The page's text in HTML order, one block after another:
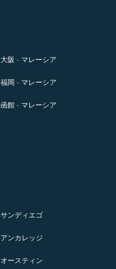
大阪 - マレーシア
福岡 - マレーシア
函館 - マレーシア
サンディエゴ
アンカレッジ
オースティン